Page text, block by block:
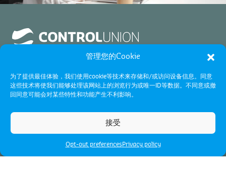
管理您的Cookie
为了提供最佳体验，我们使用cookie等技术来存储和/或访问设备信息。同意
这些技术将使我们能够处理该网站上的浏览行为或唯一ID等数据。不同意或撤
回同意可能会对某些特性和功能产生不利影响。
接受
Opt-out preferencesPrivacy policy
About us
可持续发展
Inspection Services